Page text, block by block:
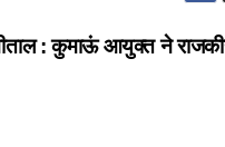
: कुमाऊं आयुक्त ने राजकीय